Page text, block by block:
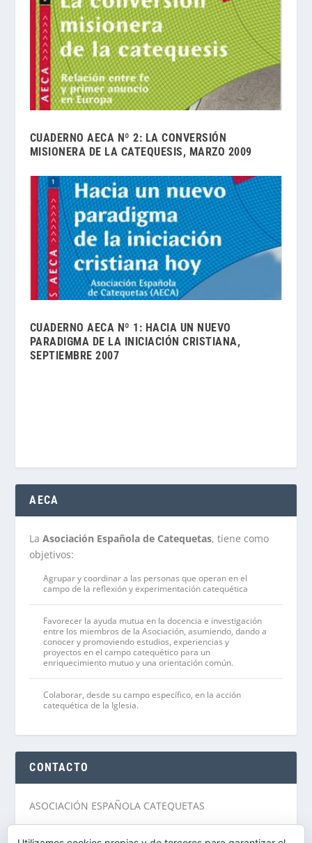
CUADERNO AECA Nº 2: LA CONVERSIÓN
MISIONERA DE LA CATEQUESIS, MARZO 2009
CUADERNO AECA Nº 1: HACIA UN NUEVO
PARADIGMA DE LA INICIACIÓN CRISTIANA,
SEPTIEMBRE 2007
AECA
La Asociación Española de Catequetas, tiene como
objetivos:
Agrupar y coordinar a las personas que operan en el
campo de la reflexión y experimentación catequética
Favorecer la ayuda mutua en la docencia e investigación
entre los miembros de la Asociación, asumiendo, dando a
conocer y promoviendo estudios, experiencias y
proyectos en el campo catequético para un
enriquecimiento mutuo y una orientación común.
Colaborar, desde su campo específico, en la acción
catequética de la Iglesia.
CONTACTO
ASOCIACIÓN ESPAÑOLA CATEQUETAS
C/ San Buenaventura, 9 / 28005 Madrid.